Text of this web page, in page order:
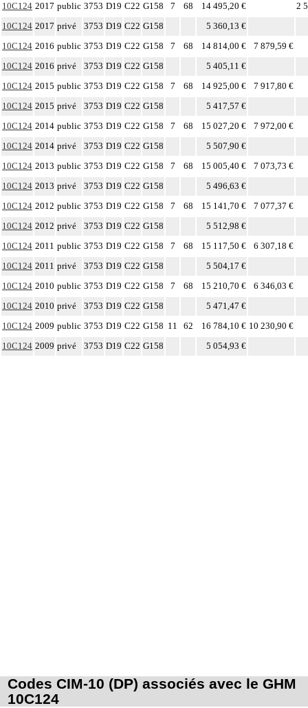
10C124 2017 public 3753 D19 C22 G158 7 68 14 495,20 €
2
10C124 2017 privé 3753 D19 C22 G158
5 360,13 €
10C124 2016 public 3753 D19 C22 G158 7 68 14 814,00 €
7 879,59 €
10C124 2016 privé 3753 D19 C22 G158
5 405,11 €
10C124 2015 public 3753 D19 C22 G158 7 68 14 925,00 €
7 917,80 €
10C124 2015 privé 3753 D19 C22 G158
5 417,57 €
10C124 2014 public 3753 D19 C22 G158 7 68 15 027,20 €
7 972,00 €
10C124 2014 privé 3753 D19 C22 G158
5 507,90 €
10C124 2013 public 3753 D19 C22 G158 7 68 15 005,40 €
7 073,73 €
10C124 2013 privé 3753 D19 C22 G158
5 496,63 €
10C124 2012 public 3753 D19 C22 G158 7 68 15 141,70 €
7 077,37 €
10C124 2012 privé 3753 D19 C22 G158
5 512,98 €
10C124 2011 public 3753 D19 C22 G158 7 68 15 117,50 €
6 307,18 €
10C124 2011 privé 3753 D19 C22 G158
5 504,17 €
10C124 2010 public 3753 D19 C22 G158 7 68 15 210,70 €
6 346,03 €
10C124 2010 privé 3753 D19 C22 G158
5 471,47 €
10C124 2009 public 3753 D19 C22 G158 11 62 16 784,10 € 10 230,90 €
10C124 2009 privé 3753 D19 C22 G158 5 054,93 €
Codes CIM-10 (DP) associés avec le GHM
10C124